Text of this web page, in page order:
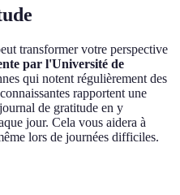
transformer votre perspective
par l'Université de
qui notent régulièrement des
rapportent une
de gratitude en y
jour. Cela vous aidera à
lors de journées difficiles.